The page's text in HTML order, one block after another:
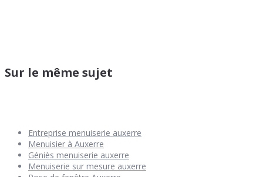
Sur le même sujet
Entreprise menuiserie auxerre
Menuisier à Auxerre
Géniès menuiserie auxerre
Menuiserie sur mesure auxerre